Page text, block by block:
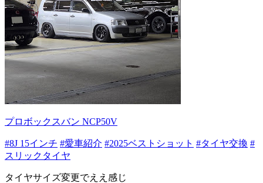
プロボックスバン NCP50V
#8J 15インチ #愛車紹介 #2025ベストショット #タイヤ交換 #
スリックタイヤ
タイヤサイズ変更でええ感じ